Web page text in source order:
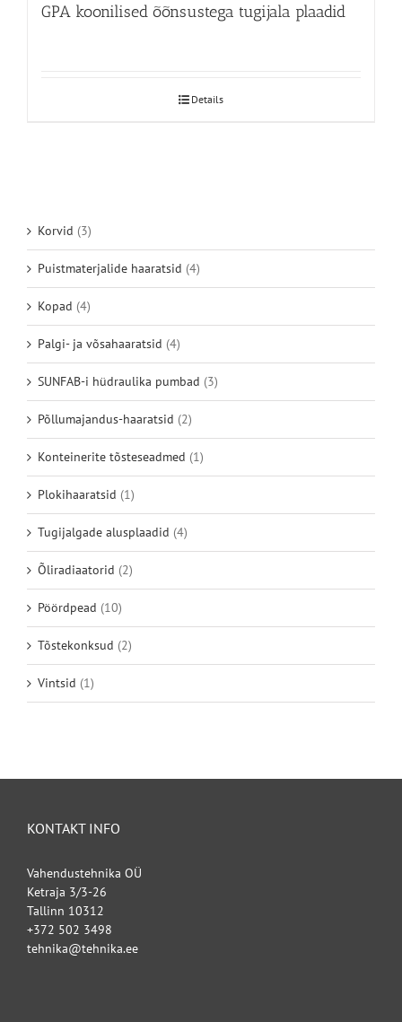
GPA koonilised õõnsustega tugijala plaadid
Details
Korvid (3)
Puistmaterjalide haaratsid (4)
Kopad (4)
Palgi- ja võsahaaratsid (4)
SUNFAB-i hüdraulika pumbad (3)
Põllumajandus-haaratsid (2)
Konteinerite tõsteseadmed (1)
Plokihaaratsid (1)
Tugijalgade alusplaadid (4)
Õliradiaatorid (2)
Pöördpead (10)
Tõstekonksud (2)
Vintsid (1)
KONTAKT INFO
Vahendustehnika OÜ
Ketraja 3/3-26
Tallinn 10312
+372 502 3498
tehnika@tehnika.ee